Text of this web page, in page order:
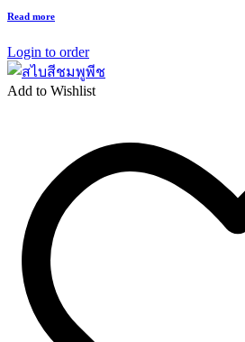
Read more
Login to order
Add to Wishlist